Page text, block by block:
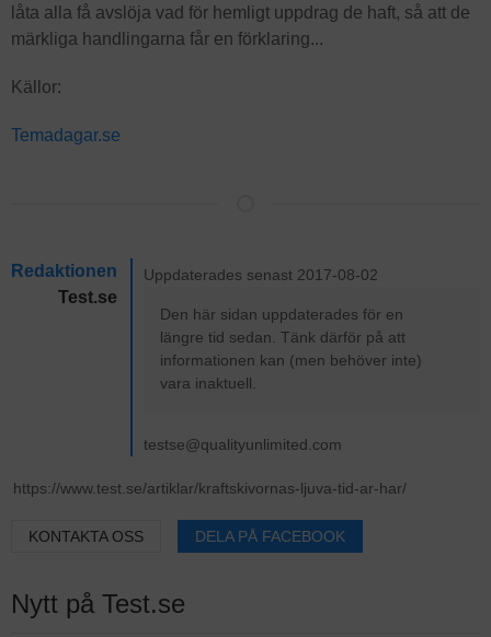
låta alla få avslöja vad för hemligt uppdrag de haft, så att de
märkliga handlingarna får en förklaring...
Källor:
Temadagar.se
Redaktionen
Test.se
Uppdaterades senast 2017-08-02
Den här sidan uppdaterades för en
längre tid sedan. Tänk därför på att
informationen kan (men behöver inte)
vara inaktuell.
testse@qualityunlimited.com
KONTAKTA OSS DELA PÅ FACEBOOK
Nytt på Test.se